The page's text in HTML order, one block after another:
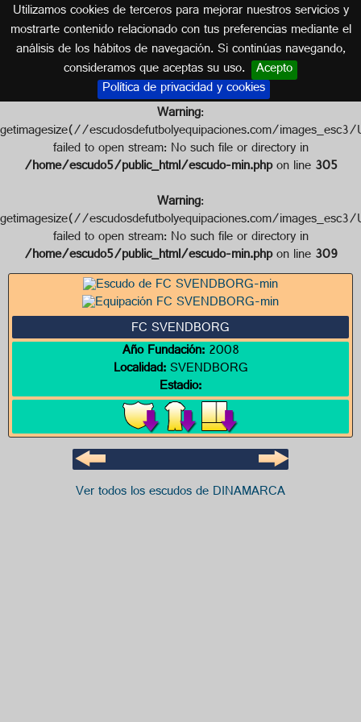
Utilizamos cookies de terceros para mejorar nuestros servicios y
mostrarte contenido relacionado con tus preferencias mediante el
análisis de los hábitos de navegación. Si continúas navegando,
consideramos que aceptas su uso. Acepto
Política de privacidad y cookies
Escudo de FC SVENDBORG
DINAMARCA
Warning:
getimagesize(//escudosdefutbolyequipaciones.com/
failed to open stream: No such file or directory in
/home/escudo5/public_html/escudo-min.phpon line305
Warning:
getimagesize(//escudosdefutbolyequipaciones.com/
failed to open stream: No such file or directory in
/home/escudo5/public_html/escudo-min.phpon line309
FC SVENDBORG
Año Fundación:2008
Localidad:SVENDBORG
Estadio:
Ver todos los escudos de DINAMARCA